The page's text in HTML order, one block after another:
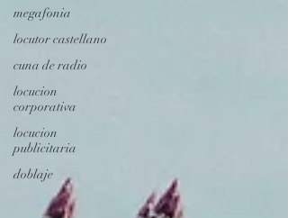
megafonia
locutor castellano
cuna de radio
locucion
corporativa
locucion
publicitaria
doblaje